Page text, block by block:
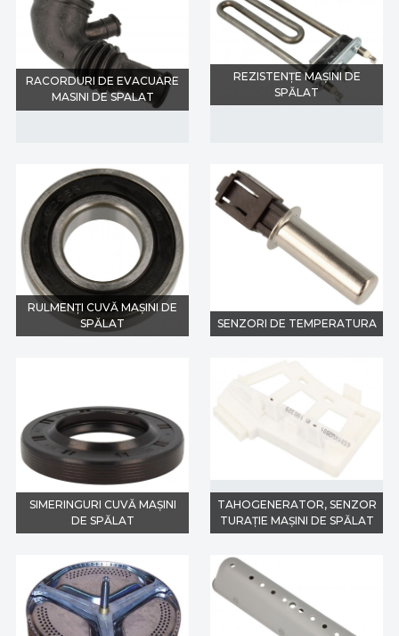
RACORDURI DE EVACUARE
MASINI DE SPALAT
REZISTENȚE MAȘINI DE
SPĂLAT
RULMENȚI CUVĂ MAȘINI DE
SPĂLAT
SENZORI DE TEMPERATURA
SIMERINGURI CUVĂ MAȘINI
DE SPĂLAT
TAHOGENERATOR, SENZOR
TURAȚIE MAȘINI DE SPĂLAT